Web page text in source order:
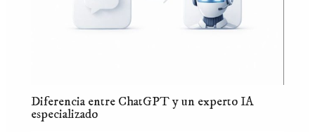
Diferencia entre ChatGPT y un experto IA
especializado